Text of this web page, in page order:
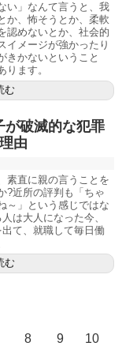
い」なんて言うと、我
か、怖そうとか、柔軟
認めないとか、社会的
イメージが強かったり
きかないということ
ります。
む
が破滅的な犯罪
由
素直に親の言うことを
?近所の評判も「ちゃ
～」という感じではな
は大人になった今、
て、就職して毎日働
む
8 9 10